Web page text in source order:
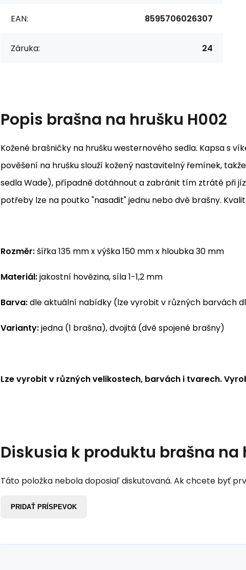
EAN: 8595706026307
Záruka: 24
Popis brašna na hrušku H002
Kožené brašničky na hrušku westernového sedla. Kapsa s
pověšení na hrušku slouží kožený nastavitelný řemínek,
sedla Wade), případně dotáhnout a zabránit tím ztrátě při
potřeby lze na poutko "nasadit" jednu nebo dvě brašny.
Rozměr:šířka 135 mm x výška 150 mm x hloubka 30 mm
Materiál:jakostní hovězina, síla 1-1,2 mm
Barva:dle aktuální nabídky (lze vyrobit v různých barvách
Varianty:jedna (1 brašna), dvojitá (dvě spojené brašny)
Lze vyrobit v různých velikostech, barvách i tvarech.
Diskusia k produktu brašna na
Táto položka nebola doposiaľ diskutovaná. Ak chcete byť
PRIDAŤ PRÍSPEVOK